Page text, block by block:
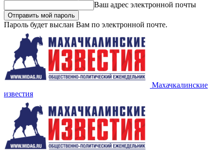
Ваш адрес электронной почты
Пароль будет выслан Вам по электронной почте.
Махачкалинские
известия